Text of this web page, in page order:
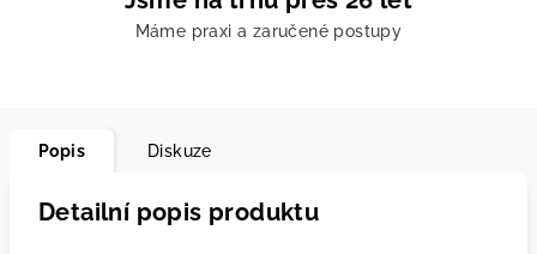
Máme praxi a zaručené postupy
Popis Diskuze
Detailní popis produktu